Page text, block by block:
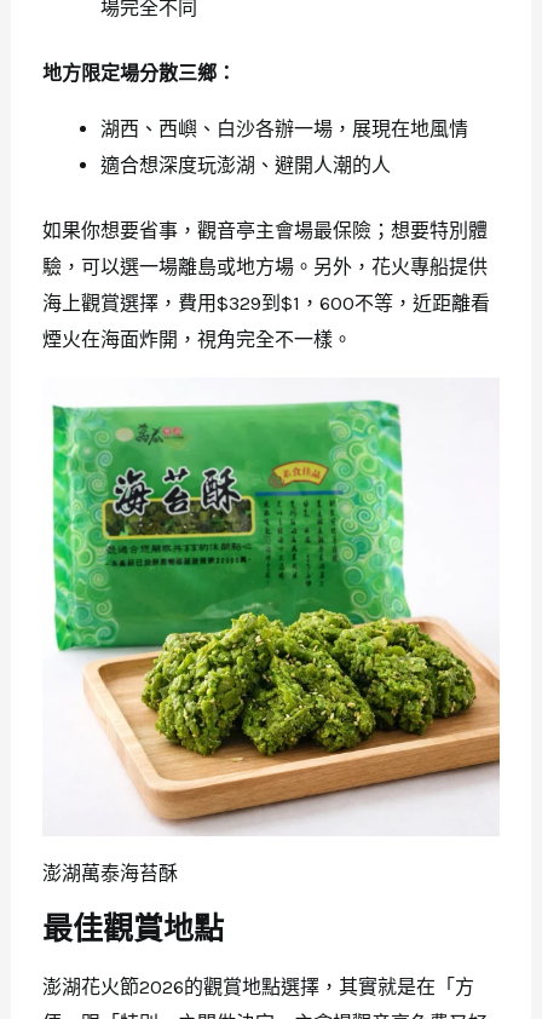
場完全不同
地方限定場分散三鄉：
湖西、西嶼、白沙各辦一場，展現在地風情
適合想深度玩澎湖、避開人潮的人
如果你想要省事，觀音亭主會場最保險；想要特別體
驗，可以選一場離島或地方場。另外，花火專船提供
海上觀賞選擇，費用$329到$1，600不等，近距離看
煙火在海面炸開，視角完全不一樣。
澎湖萬泰海苔酥
最佳觀賞地點
澎湖花火節2026的觀賞地點選擇，其實就是在「方